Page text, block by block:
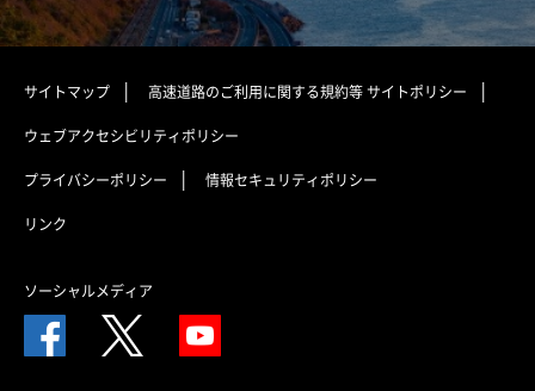
サイトマップ 高速道路のご利用に関する規約等サイトポリシー
ウェブアクセシビリティポリシー
プライバシーポリシー 情報セキュリティポリシー
リンク
ソーシャルメディア